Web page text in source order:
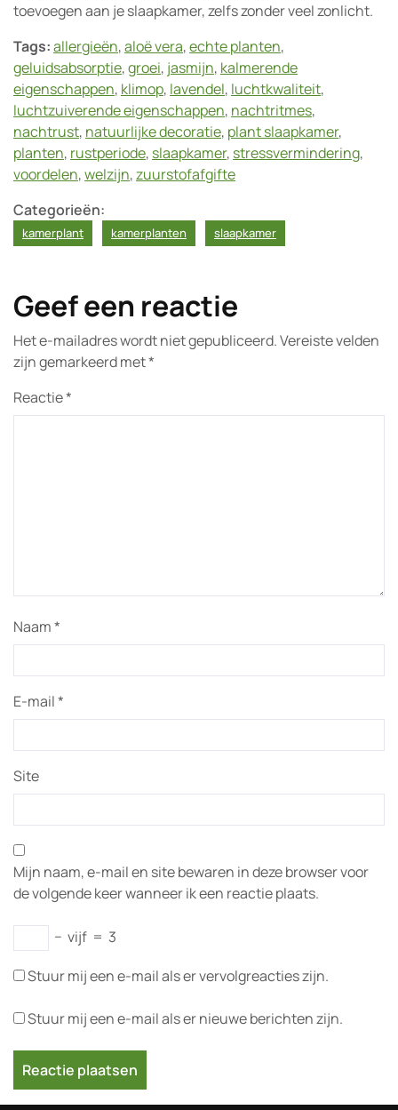
toevoegen aan je slaapkamer, zelfs zonder veel zonlicht.
Tags:allergieën,aloë vera,echte planten,
geluidsabsorptie,groei, jasmijn, kalmerende
eigenschappen, klimop, lavendel, luchtkwaliteit,
luchtzuiverende eigenschappen, nachtritmes,
nachtrust, natuurlijke decoratie, plant slaapkamer,
planten, rustperiode, slaapkamer, stressvermindering,
voordelen,welzijn,zuurstofafgifte
Categorieën:
kamerplant kamerplanten slaapkamer
Geef een reactie
Het e-mailadres wordt niet gepubliceerd.Vereiste velden
zijn gemarkeerd met*
Reactie*
Naam*
E-mail*
Site
Mijn naam, e-mail en site bewaren in deze browser voor
de volgende keer wanneer ik een reactie plaats.
− vijf = 3
Stuur mij een e-mail als er vervolgreacties zijn.
Stuur mij een e-mail als er nieuwe berichten zijn.